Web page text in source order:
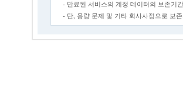
- 만료된 서비스의 계정 데이터의 보존기
- 단, 용량 문제 및 기타 회사사정으로 보